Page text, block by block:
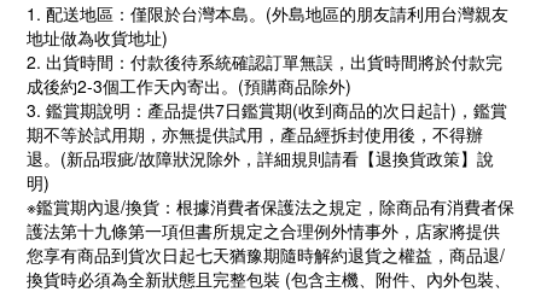
1. 配送地區：僅限於台灣本島。(外島地區的朋友請利用台灣親友
地址做為收貨地址)
2. 出貨時間：付款後待系統確認訂單無誤，出貨時間將於付款完
成後約2-3個工作天內寄出。(預購商品除外)
3. 鑑賞期說明：產品提供7日鑑賞期(收到商品的次日起計)，鑑賞
期不等於試用期，亦無提供試用，產品經拆封使用後，不得辦
退。(新品瑕疵/故障狀況除外，詳細規則請看【退換貨政策】說
明)
※鑑賞期內退/換貨：根據消費者保護法之規定，除商品有消費者保
護法第十九條第一項但書所規定之合理例外情事外，店家將提供
您享有商品到貨次日起七天猶豫期隨時解約退貨之權益，商品退/
換貨時必須為全新狀態且完整包裝 (包含主機、附件、內外包裝、